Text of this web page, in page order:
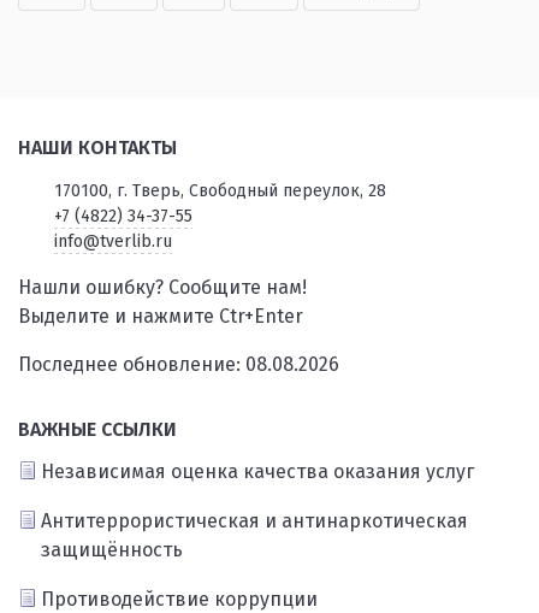
НАШИ КОНТАКТЫ
170100, г. Тверь, Свободный переулок, 28
+7 (4822) 34-37-55
info@tverlib.ru
Нашли ошибку? Сообщите нам!
Выделите и нажмите Ctr+Enter
Последнее обновление: 08.08.2026
ВАЖНЫЕ ССЫЛКИ
Независимая оценка качества оказания услуг
Антитеррористическая и антинаркотическая
защищённость
Противодействие коррупции